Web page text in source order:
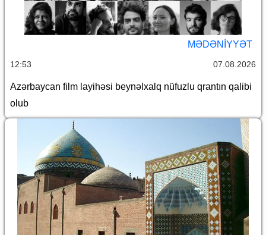
MƏDƏNIYYƏT
12:53 07.08.2026
Azərbaycan film layihəsi beynəlxalq nüfuzlu qrantın qalibi
olub